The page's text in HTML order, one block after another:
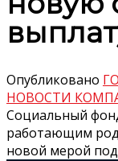
Опубликовано
НОВОСТИ
Социальный
работающим
новой мерой